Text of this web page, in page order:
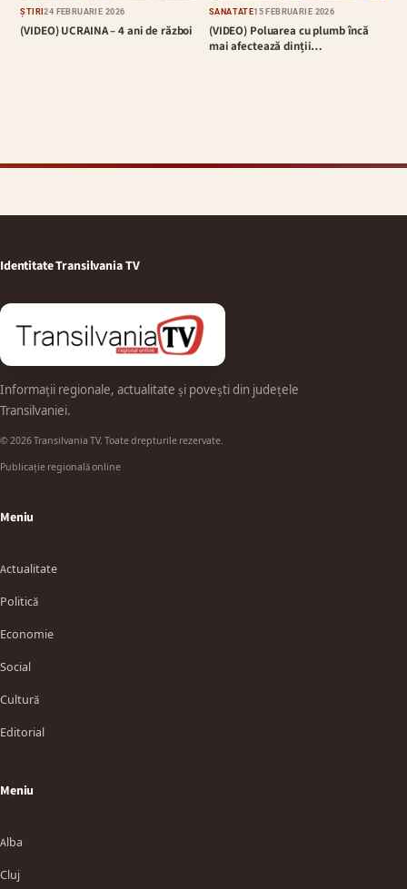
ȘTIRI24 FEBRUARIE 2026
(VIDEO) UCRAINA – 4 ani de război
SĂNĂTATE15 FEBRUARIE 2026
(VIDEO) Poluarea cu plumb încă
mai afectează dinții…
Identitate Transilvania TV
Informații regionale, actualitate și povești din județele
Transilvaniei.
© 2026 Transilvania TV. Toate drepturile rezervate.
Publicație regională online
Meniu
Actualitate
Politică
Economie
Social
Cultură
Editorial
Meniu
Alba
Cluj